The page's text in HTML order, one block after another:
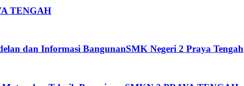
TENGAH
dan Informasi BangunanSMK Negeri 2 Praya Tengah